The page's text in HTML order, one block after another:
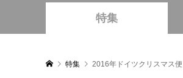
特集
特集 2016年ドイツクリスマス